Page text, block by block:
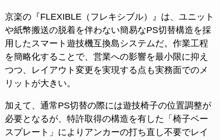
京楽の『FLEXIBLE（フレキシブル）』は、ユニット
や紙幣搬送の脱着を伴わない簡易なPS切替構造を採
用したスマート遊技機互換島システムだ。作業工程
を簡略化することで、営業への影響を最小限に抑え
つつ、レイアウト変更を実現する点も実務面でのメ
リットが大きい。
加えて、通常PS切替の際には遊技椅子の位置調整が
必要となるが、特許取得の構造を有した「椅子ベー
スプレート」によりアンカーの打ち直し不要でレイ